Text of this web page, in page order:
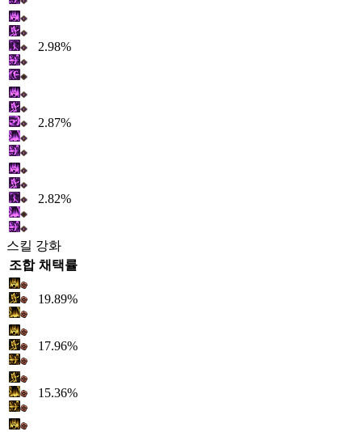
2.98%
2.87%
2.82%
스킬 강화
조합 채택률
19.89%
17.96%
15.36%